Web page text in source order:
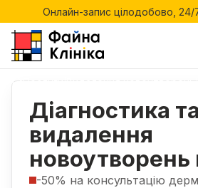
Онлайн-запис цілодобово, 24/
Онлайн-запис цілодобово, 24/
Послуги|Видалення новоутворень|
Діагностика та
видалення
новоутворень
-50% на консультацію